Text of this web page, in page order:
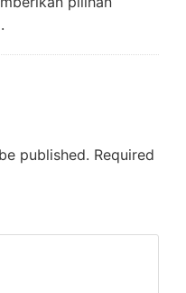
published. Required